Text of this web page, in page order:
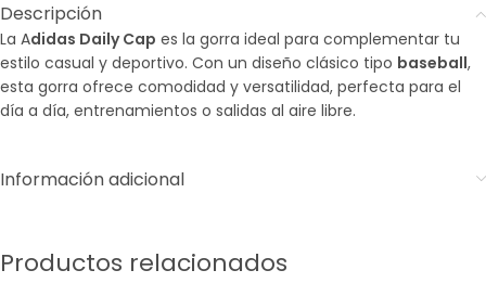
Descripción
La Adidas Daily Cap es la gorra ideal para complementar tu
estilo casual y deportivo. Con un diseño clásico tipo baseball,
esta gorra ofrece comodidad y versatilidad, perfecta para el
día a día, entrenamientos o salidas al aire libre.
Información adicional
Productos relacionados